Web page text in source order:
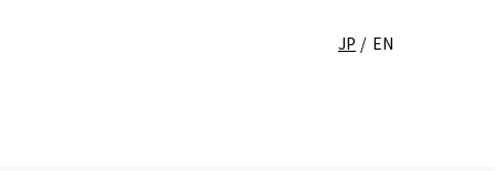
JP EN